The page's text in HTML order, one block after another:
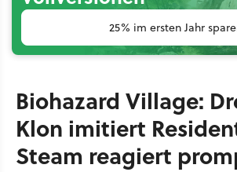
25% im ersten Jahr
Biohazard Village:
Klon imitiert
Steam reagiert